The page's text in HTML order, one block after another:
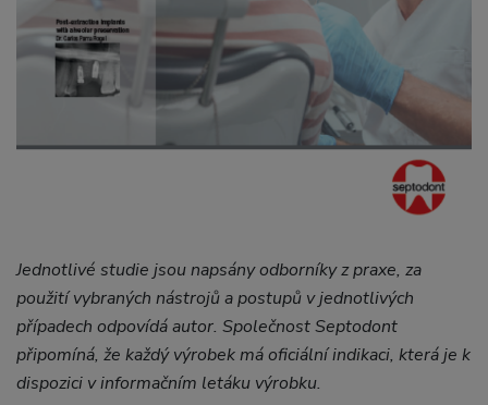
Jednotlivé studie jsou napsány odborníky z praxe, za
použití vybraných nástrojů a postupů v jednotlivých
případech odpovídá autor. Společnost Septodont
připomíná, že každý výrobek má oficiální indikaci, která je k
dispozici v informačním letáku výrobku.